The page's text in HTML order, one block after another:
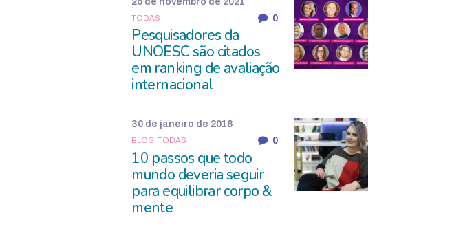
TODAS 0
Pesquisadores da
UNOESC são citados
em ranking de avaliação
internacional
BLOG,TODAS 0
10 passos que todo
mundo deveria seguir
para equilibrar corpo &
mente
30 de janeiro de 2018